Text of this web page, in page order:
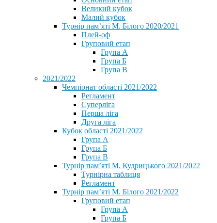
Великий кубок
Малий кубок
Турнір пам’яті М. Білого 2020/2021
Плей-оф
Груповий етап
Група А
Група Б
Група В
2021/2022
Чемпіонат області 2021/2022
Регламент
Суперліга
Перша ліга
Друга ліга
Кубок області 2021/2022
Група А
Група Б
Група В
Турнір пам’яті М. Кудрицького 2021/2022
Турнірна таблиця
Регламент
Турнір пам’яті М. Білого 2021/2022
Груповий етап
Група А
Група Б